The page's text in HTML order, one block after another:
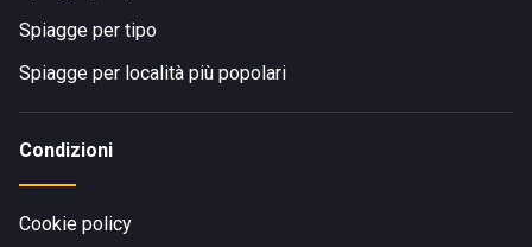
Spiagge per tipo
Spiagge per località più popolari
Condizioni
Cookie policy